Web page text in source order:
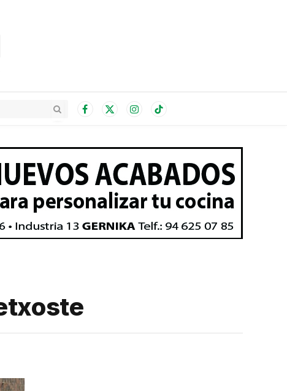
Facebook
X
InstagramTikTok